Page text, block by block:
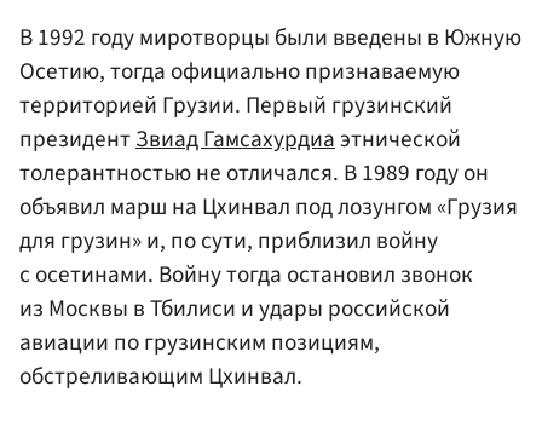
В 1992 году миротворцы были введены в Южную
Осетию, тогда официально признаваемую
территорией Грузии. Первый грузинский
президентЗвиад Гамсахурдиаэтнической
толерантностью не отличался. В 1989 году он
объявил марш на Цхинвал под лозунгом «Грузия
для грузин» и, по сути, приблизил войну
с осетинами. Войну тогда остановил звонок
из Москвы в Тбилиси и удары российской
авиации по грузинским позициям,
обстреливающим Цхинвал.